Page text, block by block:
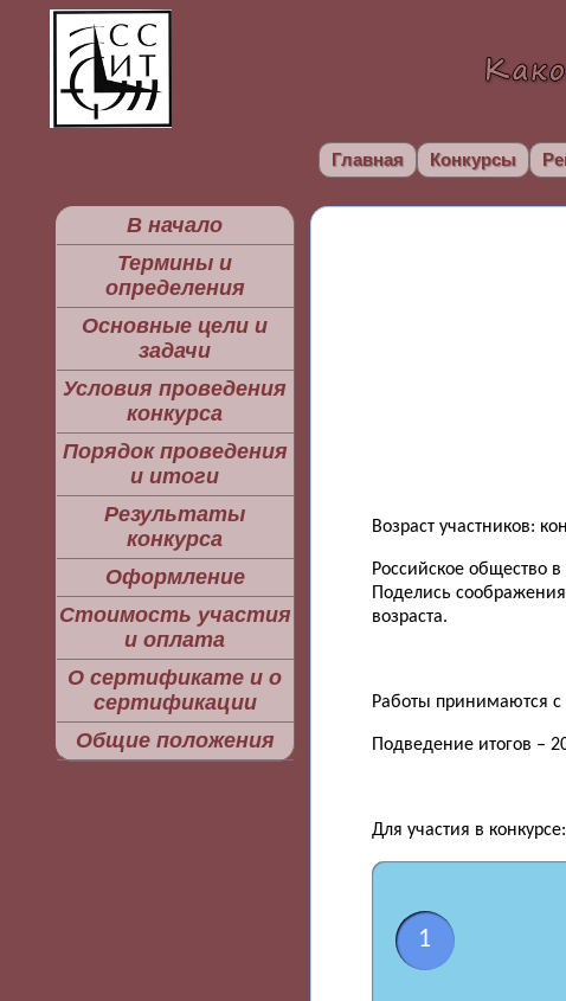
Главная Конкурсы
В начало
Термины и
определения
Основные цели и
задачи
Условия проведения
конкурса
Порядок проведения
и итоги
Результаты
конкурса
Оформление
Стоимость участия
и оплата
О сертификате и о
сертификации
Общие положения
Возраст участников:
Российское общество
Поделись
возраста.
Работы принимаются с
Подведение итогов –
Для участия в конкурсе:
1